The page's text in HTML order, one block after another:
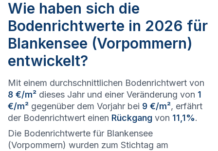
Wie haben sich die
Bodenrichtwerte in 2026 für
Blankensee (Vorpommern)
entwickelt?
Mit einem durchschnittlichen Bodenrichtwert von
8 €/m² dieses Jahr und einer Veränderung von 1
€/m² gegenüber dem Vorjahr bei 9 €/m², erfährt
der Bodenrichtwert einen Rückgang von 11,1%.
Die Bodenrichtwerte für Blankensee
(Vorpommern) wurden zum Stichtag am